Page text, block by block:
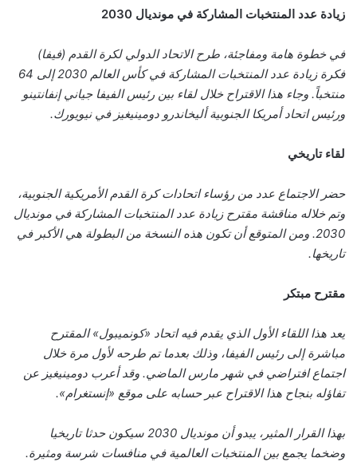
زيادة عدد المنتخبات المشاركة في مونديال 2030
في خطوة هامة ومفاجئة، طرح الاتحاد الدولي لكرة القدم (فيفا)
فكرة زيادة عدد المنتخبات المشاركة في كأس العالم 2030 إلى 64
منتخباً. وجاء هذا الاقتراح خلال لقاء بين رئيس الفيفا جياني إنفانتينو
ورئيس اتحاد أمريكا الجنوبية أليخاندرو دومينيغيز في نيويورك.
لقاء تاريخي
حضر الاجتماع عدد من رؤساء اتحادات كرة القدم الأمريكية الجنوبية،
وتم خلاله مناقشة مقترح زيادة عدد المنتخبات المشاركة في مونديال
2030. ومن المتوقع أن تكون هذه النسخة من البطولة هي الأكبر في
تاريخها.
مقترح مبتكر
يعد هذا اللقاء الأول الذي يقدم فيه اتحاد «كونميبول» المقترح
مباشرة إلى رئيس الفيفا، وذلك بعدما تم طرحه لأول مرة خلال
اجتماع افتراضي في شهر مارس الماضي. وقد أعرب دومينيغيز عن
تفاؤله بنجاح هذا الاقتراح عبر حسابه على موقع «إنستغرام».
بهذا القرار المثير، يبدو أن مونديال 2030 سيكون حدثا تاريخيا
وضخما يجمع بين المنتخبات العالمية في منافسات شرسة ومثيرة.